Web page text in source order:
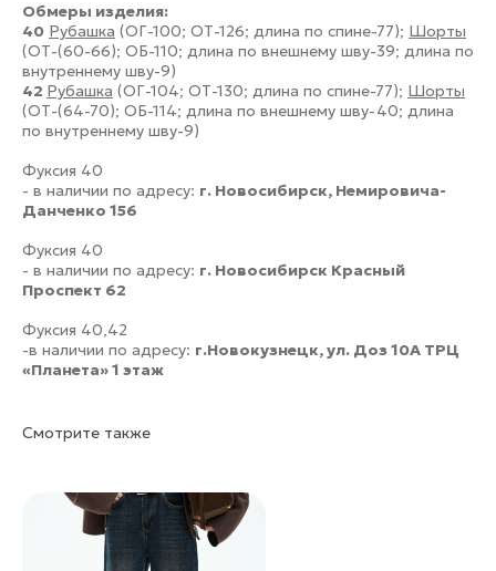
Обмеры изделия:
40 Рубашка (ОГ-100; ОТ-126; длина по спине-77); Шорты
(ОТ-(60-66); ОБ-110; длина по внешнему шву-39; длина по
внутреннему шву-9)
42 Рубашка (ОГ-104; ОТ-130; длина по спине-77); Шорты
(ОТ-(64-70); ОБ-114; длина по внешнему шву-40; длина
по внутреннему шву-9)
Фуксия 40
- в наличии по адресу: г. Новосибирск, Немировича-
Данченко 156
Фуксия 40
- в наличии по адресу: г. Новосибирск Красный
Проспект 62
Фуксия 40,42
-в наличии по адресу: г.Новокузнецк, ул. Доз 10А ТРЦ
«Планета» 1 этаж
Смотрите также